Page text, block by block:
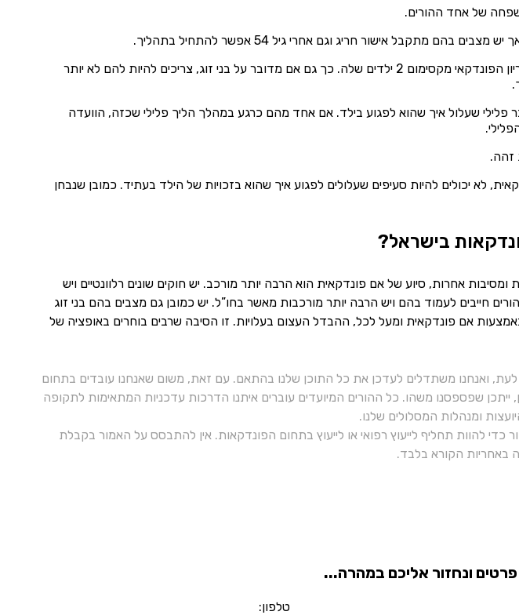
של אחד ההורים.
ילדים – אם האם היא אם יחידה יכולים להיות לה לפני ההיריון הפונדקאי מקסימום 2 ילדים שלה. כך גם אם מדובר על בני זוג, צריכים להיות להם לא יותר
פלילי שעלול איך שהוא לפגוע בילד. אם אחד מהם כרגע במהלך הליך פלילי שכזה, הוועדה
זהה.
לא יכולים להיות סעיפים שעלולים לפגוע איך שהוא בזכויות של הילד בעתיד. כמובן שנבחן
בישראל?
אחרות, סיוע של אם פונדקאית הוא הרבה יותר מורכב. יש חוקים שונים רלוונטיים ויש
חייבים לעמוד בהם ויש הרבה יותר מורכבות מאשר בחו”ל. יש כמובן גם מצבים בהם בני זוג
אם פונדקאית ומעל לכל, ההבדל העצום בעלויות. זו הסיבה שרבים בוחרים באופציה של
ואנחנו משתדלים לעדכן את כל התוכן שלנו בהתאם. עם זאת, משום שאנחנו עובדים בתחום
שפספסנו משהו. כל ההורים המיועדים עוברים איתנו הדרכות עדכניות המתאימות לתקופה
ומנהלות המסלולים שלנו.
כדי להוות תחליף לייעוץ רפואי או לייעוץ בתחום הפונדקאות. אין להתבסס על האמור בקבלת
באחריות הקורא בלבד.
ונחזור אליכם במהרה...
טלפון: